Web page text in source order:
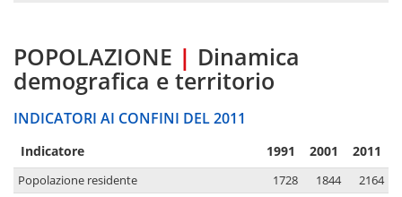
POPOLAZIONE | Dinamica
demografica e territorio
INDICATORI AI CONFINI DEL 2011
Indicatore 1991 2001 2011
Popolazione residente 1728 1844
2164